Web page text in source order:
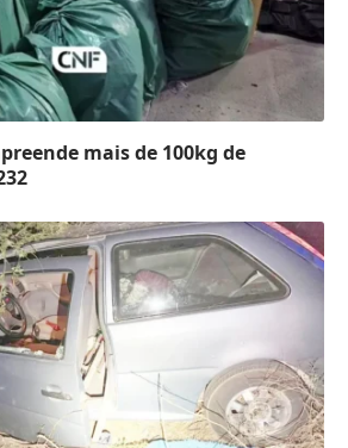
mais de 100kg de